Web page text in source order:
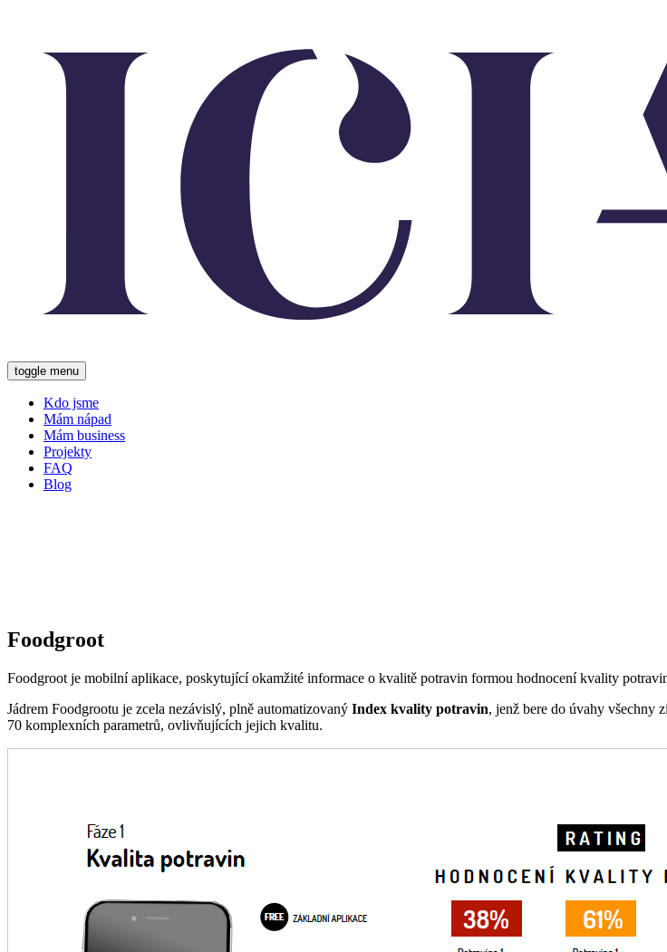
toggle menu
Kdo jsme
Mám nápad
Mám business
Projekty
FAQ
Blog
Foodgroot
Foodgroot je mobilní aplikace, poskytující okamžité informace o kvalitě potravin formou hodnocení kvality
Jádrem Foodgrootu je zcela nezávislý, plně automatizovaný Index kvality potravin, jenž bere do úvahy všechny
70 komplexních parametrů, ovlivňujících jejich kvalitu.